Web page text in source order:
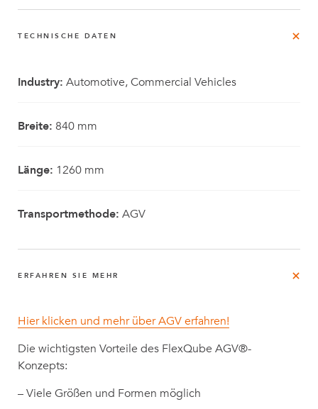
TECHNISCHE DATEN
Industry: Automotive, Commercial Vehicles
Breite: 840 mm
Länge: 1260 mm
Transportmethode: AGV
ERFAHREN SIE MEHR
Hier klicken und mehr über AGV erfahren!
Die wichtigsten Vorteile des FlexQube AGV®-
Konzepts:
– Viele Größen und Formen möglich